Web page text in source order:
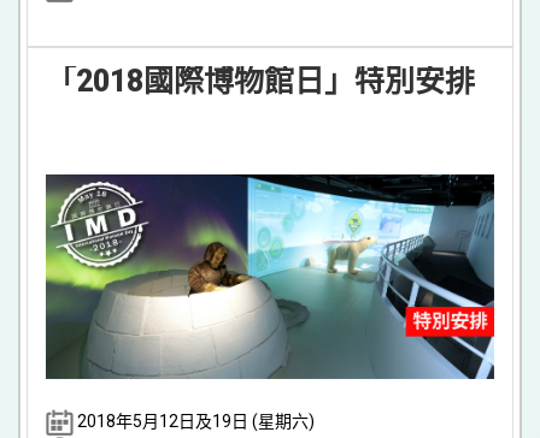
「2018國際博物館日」特別安排
2018年5月12日及19日 (星期六)